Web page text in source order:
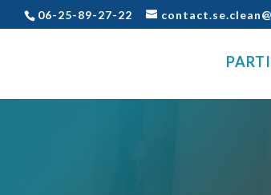
06-25-89-27-22